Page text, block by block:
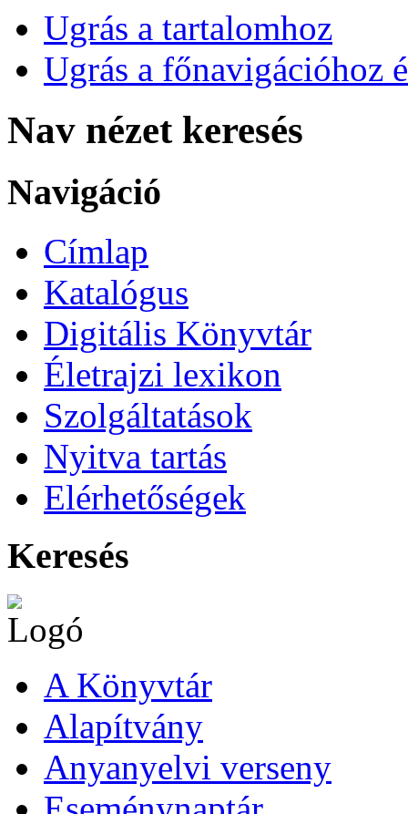
Ugrás a tartalomhoz
Ugrás a főnavigációhoz
Nav nézet keresés
Navigáció
Címlap
Katalógus
Digitális Könyvtár
Életrajzi lexikon
Szolgáltatások
Nyitva tartás
Elérhetőségek
Keresés
A Könyvtár
Alapítvány
Anyanyelvi verseny